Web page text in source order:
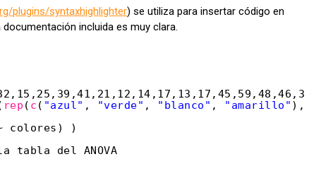
plugins/syntaxhighlighter) se utiliza para insertar código en
incluida es muy clara.
rep ( c ( "azul" , "verde" , "blanco" , "amarillo" ), each
colores) )
tabla del ANOVA